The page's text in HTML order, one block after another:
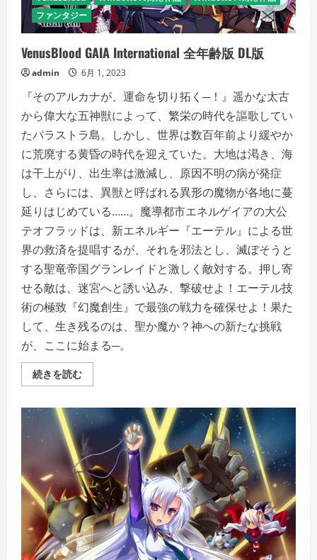
ズ
2-
2
堕
ち
の
乙
女
と
は
じ
ま
り
の
書）
の
詳
細
を
ご
覧
く
だ
さ
い
ファンタジー
VenusBlood GAIA International 全年齢版 DL版
admin 6月 1, 2023
『そのアルカナが、運命を切り拓く─！』遥かな太古
から偉大な五神獣によって、繁栄の時代を謳歌してい
たパラストラ島。しかし、世界は数百年前より緩やか
に荒廃する黄昏の時代を迎えていた。大地は渇き、海
は干上がり、出生率は激減し、原因不明の病が発症
し、さらには、異獣と呼ばれる異形の魔物が各地に蔓
延りはじめている……。魔導都市エネルゲイアの大公
テオフラッドは、新エネルギー『エーテル』による世
界の救済を提唱するが、それを邪法とし、滅ぼそうと
する聖竜帝国グランレイドと激しく敵対する。押し寄
せる敵は、迷宮へと誘い込み、撃破せよ！エーテル技
術の極致『幻魔創生』で最強の戦力を確保せよ！果た
して、生き残るのは、聖か魔か？神への新たな挑戦
が、ここに始まる─。
続きを読むVenusBlood
GAIA
齢
DL
版
の
詳
細
を
ご
覧
く
だ
さ
い